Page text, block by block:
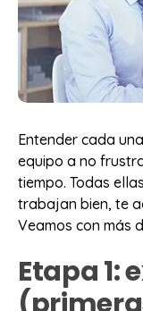
Entender cada
equipo a no
tiempo. Todas
trabajan bien, te
Veamos con más
Etapa 1: